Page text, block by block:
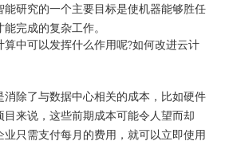
研究的一个主要目标是使机器能够胜任
完成的复杂工作。
中可以发挥什么作用呢?如何改进云计
除了与数据中心相关的成本，比如硬件
来说，这些前期成本可能令人望而却
只需支付每月的费用，就可以立即使用